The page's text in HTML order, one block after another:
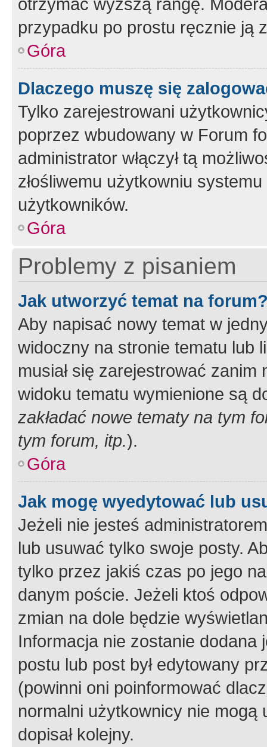
przypadku po prostu ręcznie ją
Góra
Dlaczego muszę się
Tylko zarejestrowani
poprzez wbudowany w Forum
administrator włączył tą
złośliwemu użytkowniu
użytkowników.
Góra
Problemy z pisaniem
Jak utworzyć temat na
Aby napisać nowy temat w
widoczny na stronie tematu lub
musiał się zarejestrować
widoku tematu wymienione są
zakładać nowe tematy na tym
tym forum, itp.).
Góra
Jak mogę wyedytować lub
Jeżeli nie jesteś
lub usuwać tylko swoje posty.
tylko przez jakiś czas po jego
danym poście. Jeżeli ktoś
zmian na dole będzie
Informacja nie zostanie dodana
postu lub post był edytowany
(powinni oni poinformować
normalni użytkownicy nie
dopisał kolejny.